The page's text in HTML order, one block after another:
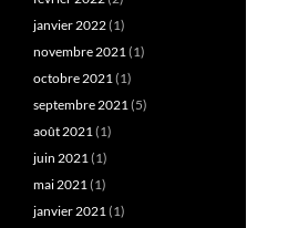
janvier 2022(1)
novembre 2021(1)
octobre 2021(1)
septembre 2021(5)
août 2021(1)
juin 2021(1)
mai 2021(1)
janvier 2021(1)